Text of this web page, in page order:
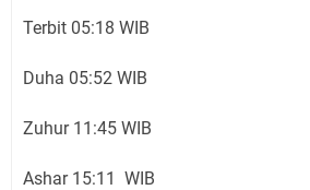
Terbit 05:18 WIB
Duha 05:52 WIB
Zuhur 11:45 WIB
Ashar 15:11 WIB